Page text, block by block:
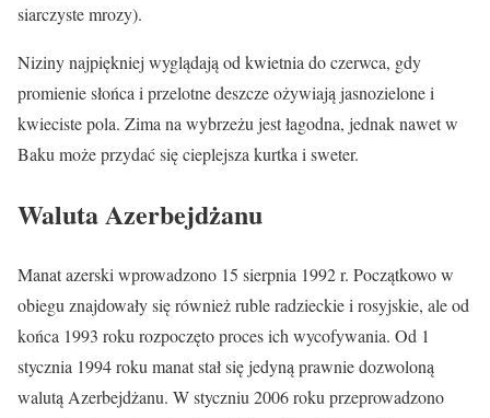
siarczyste mrozy).
Niziny najpiękniej wyglądają od kwietnia do czerwca, gdy
promienie słońca i przelotne deszcze ożywiają jasnozielone i
kwieciste pola. Zima na wybrzeżu jest łagodna, jednak nawet w
Baku może przydać się cieplejsza kurtka i sweter.
Waluta Azerbejdżanu
Manat azerski wprowadzono 15 sierpnia 1992 r. Początkowo w
obiegu znajdowały się również ruble radzieckie i rosyjskie, ale od
końca 1993 roku rozpoczęto proces ich wycofywania. Od 1
stycznia 1994 roku manat stał się jedyną prawnie dozwoloną
walutą Azerbejdżanu. W styczniu 2006 roku przeprowadzono